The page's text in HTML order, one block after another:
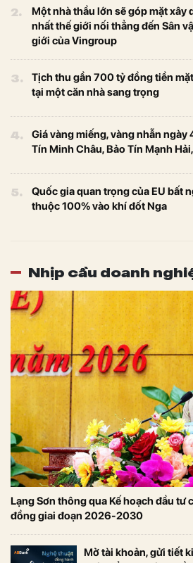
2.
Một nhà thầu lớn sẽ góp mặt xây
nhất thế giới nối thẳng đến Sân
giới của Vingroup
3.
Tịch thu gần 700 tỷ đồng tiền
tại một căn nhà sang trọng
4.
Giá vàng miếng, vàng nhẫn ngày
Tín Minh Châu, Bảo Tín Mạnh
5.
Quốc gia quan trọng của EU bất
thuộc 100% vào khí đốt Nga
Nhịp cầu doanh
Lạng Sơn thông qua Kế hoạch đầu
đồng giai đoạn 2026-2030
Mở tài khoản, gửi tiết